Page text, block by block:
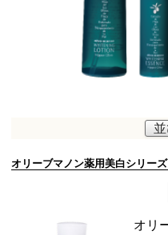
オリーブマノン薬用美白シリーズ
オリ